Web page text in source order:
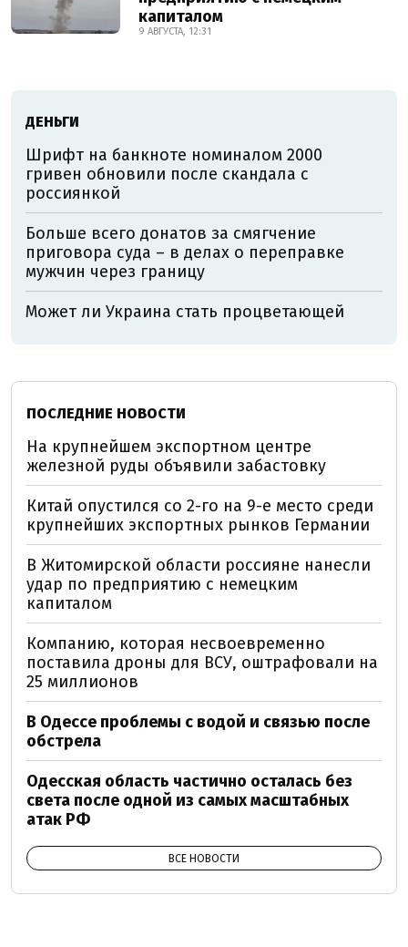
капиталом
9 АВГУСТА, 12:31
ДЕНЬГИ
Шрифт на банкноте номиналом 2000
гривен обновили после скандала с
россиянкой
Больше всего донатов за смягчение
приговора суда – в делах о переправке
мужчин через границу
Может ли Украина стать процветающей
ПОСЛЕДНИЕ НОВОСТИ
На крупнейшем экспортном центре
железной руды объявили забастовку
Китай опустился со 2-го на 9-е место среди
крупнейших экспортных рынков Германии
В Житомирской области россияне нанесли
удар по предприятию с немецким
капиталом
Компанию, которая несвоевременно
поставила дроны для ВСУ, оштрафовали на
25 миллионов
В Одессе проблемы с водой и связью после
обстрела
Одесская область частично осталась без
света после одной из самых масштабных
атак РФ
ВСЕ НОВОСТИ